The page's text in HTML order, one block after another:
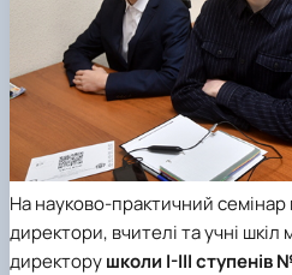
На науково-практичний
директори, вчителі та учні шкіл
директорушколи І-ІІІ ступенів